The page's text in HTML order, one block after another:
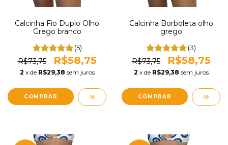
Calcinha Fio Duplo Olho
Grego branco
(5)
R$73,75 R$58,75
2 x de R$29,38 sem juros
COMPRAR
Calcinha Borboleta olho
grego
(3)
R$73,75 R$58,75
2 x de R$29,38 sem juros
COMPRAR